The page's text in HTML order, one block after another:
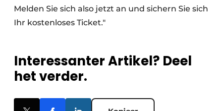
Melden Sie sich also jetzt an und sichern Sie sich
Ihr kostenloses Ticket."
Interessanter Artikel? Deel
het verder.